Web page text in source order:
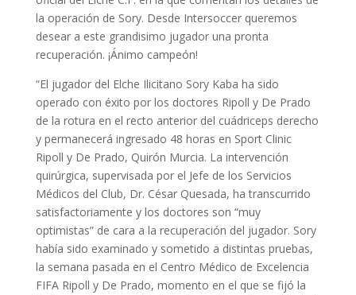
la operación de Sory. Desde Intersoccer queremos
desear a este grandisimo jugador una pronta
recuperación. ¡Ánimo campeón!
“El jugador del Elche Ilicitano Sory Kaba ha sido
operado con éxito por los doctores Ripoll y De Prado
de la rotura en el recto anterior del cuádriceps derecho
y permanecerá ingresado 48 horas en Sport Clinic
Ripoll y De Prado, Quirón Murcia. La intervención
quirúrgica, supervisada por el Jefe de los Servicios
Médicos del Club, Dr. César Quesada, ha transcurrido
satisfactoriamente y los doctores son “muy
optimistas” de cara a la recuperación del jugador. Sory
había sido examinado y sometido a distintas pruebas,
la semana pasada en el Centro Médico de Excelencia
FIFA Ripoll y De Prado, momento en el que se fijó la